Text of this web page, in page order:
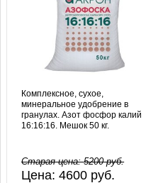
Комплексное, сухое,
минеральное удобрение в
гранулах. Азот фосфор калий
16:16:16. Мешок 50 кг.
Старая цена:5200руб.
Цена:4600 руб.